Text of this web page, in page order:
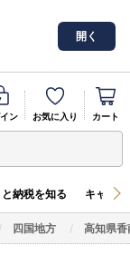
開く
ン お気に入り カート
納税を知る キャン
四国地方 高知県香